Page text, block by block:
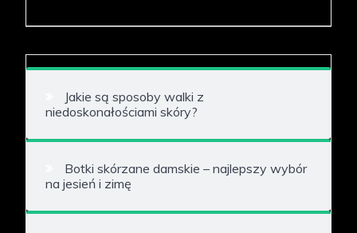
Jakie są sposoby walki z
niedoskonałościami skóry?
Botki skórzane damskie – najlepszy wybór
na jesień i zimę